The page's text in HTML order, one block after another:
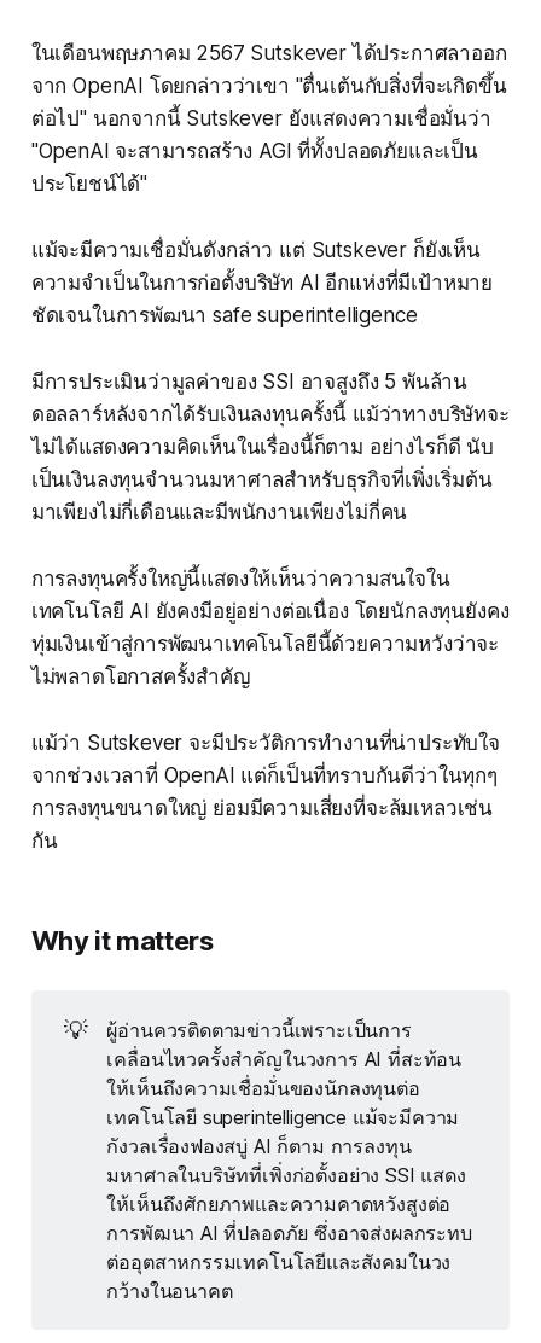
ในเดือนพฤษภาคม 2567 Sutskever ได้ประกาศลาออก
จาก OpenAI โดยกล่าวว่าเขา "ตื่นเต้นกับสิ่งที่จะเกิดขึ้น
ต่อไป" นอกจากนี้ Sutskever ยังแสดงความเชื่อมั่นว่า
"OpenAI จะสามารถสร้าง AGI ที่ทั้งปลอดภัยและเป็น
ประโยชน์ได้"
แม้จะมีความเชื่อมั่นดังกล่าว แต่ Sutskever ก็ยังเห็น
ความจำเป็นในการก่อตั้งบริษัท AI อีกแห่งที่มีเป้าหมาย
ชัดเจนในการพัฒนา safe superintelligence
มีการประเมินว่ามูลค่าของ SSI อาจสูงถึง 5 พันล้าน
ดอลลาร์หลังจากได้รับเงินลงทุนครั้งนี้ แม้ว่าทางบริษัทจะ
ไม่ได้แสดงความคิดเห็นในเรื่องนี้ก็ตาม อย่างไรก็ดี นับ
เป็นเงินลงทุนจำนวนมหาศาลสำหรับธุรกิจที่เพิ่งเริ่มต้น
มาเพียงไม่กี่เดือนและมีพนักงานเพียงไม่กี่คน
การลงทุนครั้งใหญ่นี้แสดงให้เห็นว่าความสนใจใน
เทคโนโลยี AI ยังคงมีอยู่อย่างต่อเนื่อง โดยนักลงทุนยังคง
ทุ่มเงินเข้าสู่การพัฒนาเทคโนโลยีนี้ด้วยความหวังว่าจะ
ไม่พลาดโอกาสครั้งสำคัญ
แม้ว่า Sutskever จะมีประวัติการทำงานที่น่าประทับใจ
จากช่วงเวลาที่ OpenAI แต่ก็เป็นที่ทราบกันดีว่าในทุกๆ
การลงทุนขนาดใหญ่ ย่อมมีความเสี่ยงที่จะล้มเหลวเช่น
กัน
Why it matters
💡
ผู้อ่านควรติดตามข่าวนี้เพราะเป็นการ
เคลื่อนไหวครั้งสำคัญในวงการ AI ที่สะท้อน
ให้เห็นถึงความเชื่อมั่นของนักลงทุนต่อ
เทคโนโลยี superintelligence แม้จะมีความ
กังวลเรื่องฟองสบู่ AI ก็ตาม การลงทุน
มหาศาลในบริษัทที่เพิ่งก่อตั้งอย่าง SSI แสดง
ให้เห็นถึงศักยภาพและความคาดหวังสูงต่อ
การพัฒนา AI ที่ปลอดภัย ซึ่งอาจส่งผลกระทบ
ต่ออุตสาหกรรมเทคโนโลยีและสังคมในวง
กว้างในอนาคต